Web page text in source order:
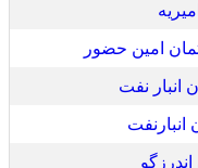
امین حضور
انبار نفت